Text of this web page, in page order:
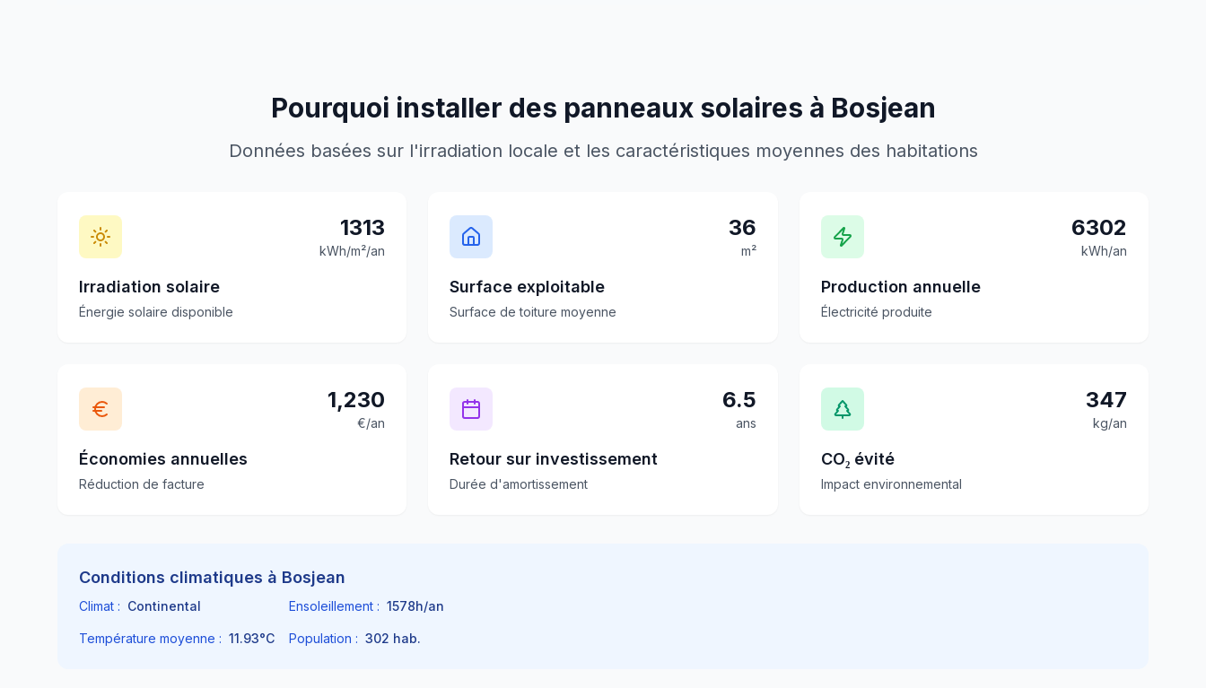
Pourquoi installer des panneaux solaires à Bosjean
Données basées sur l'irradiation locale et les caractéristiques moyennes des habitations
1313
kWh/m²/an
Irradiation solaire
Énergie solaire disponible
36
m²
Surface exploitable
Surface de toiture moyenne
6302
kWh/an
Production annuelle
Électricité produite
1,230
€/an
Économies annuelles
Réduction de facture
6.5
ans
Retour sur investissement
Durée d'amortissement
347
kg/an
CO₂ évité
Impact environnemental
Conditions climatiques à Bosjean
Climat : Continental Ensoleillement : 1578h/an
Température moyenne : 11.93°C Population : 302 hab.